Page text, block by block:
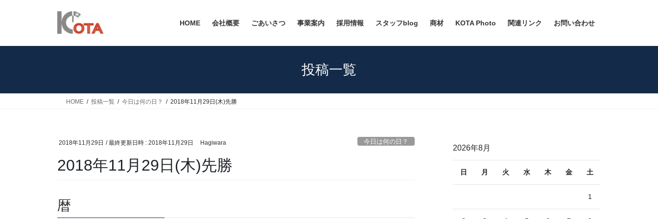
HOME 会社概要 ごあいさつ 事業案内 採用情報 スタッフblog 商材 KOTA Photo 関連リンク お問い合わせ
投稿一覧
HOME 投稿一覧 今日は何の日？ 2018年11月29日(木)先勝
2018年11月29日 / 最終更新日時 : 2018年11月29日 Hagiwara 今日は何の日？
2018年11月29日(木)先勝
暦
2026年8月
日 月 火 水 木 金 土
1